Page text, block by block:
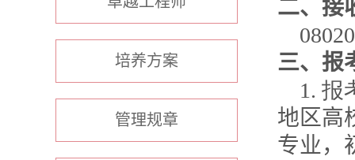
培养方案
管理规章
二、接
三、报
1. 报
地区高
专业，